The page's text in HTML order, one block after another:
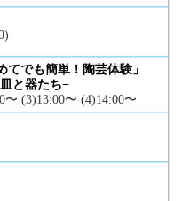
てでも簡単！陶芸体験」
と器たち−
(3)13:00〜 (4)14:00〜